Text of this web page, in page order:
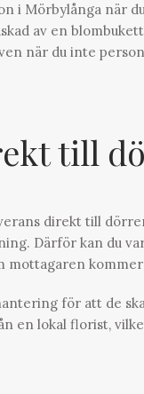
i Mörbylånga när
av en
när du inte
till
direkt till
Därför kan du
för att de
en lokal florist,